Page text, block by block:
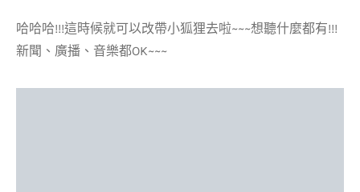
哈哈哈!!!這時候就可以改帶小狐狸去啦~~~想聽什麼都有!!!
新聞、廣播、音樂都OK~~~